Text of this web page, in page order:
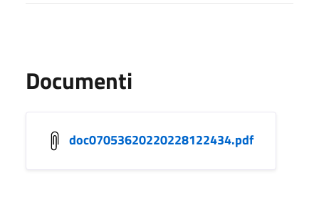
Documenti
doc07053620220228122434.pdf